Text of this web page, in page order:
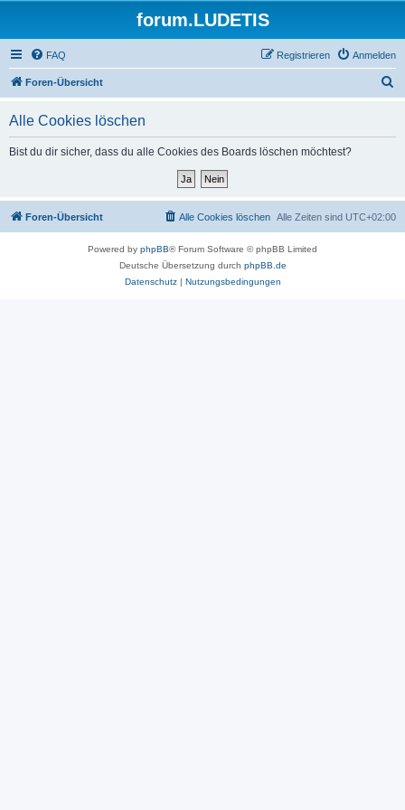
forum.LUDETIS
FAQ Anmelden
Registrieren
Foren-Übersicht
Alle Cookies löschen
Bist du dir sicher, dass du alle Cookies des Boards löschen möchtest?
Foren-Übersicht Alle Zeiten sind UTC+02:00
Alle Cookies löschen
Powered by phpBB® Forum Software © phpBB Limited
Deutsche Übersetzung durch phpBB.de
Datenschutz| Nutzungsbedingungen